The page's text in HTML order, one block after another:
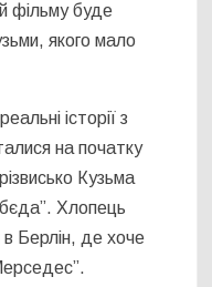
фільму буде
якого мало
історії з
на початку
Кузьма
Хлопець
в Берлін, де хоче